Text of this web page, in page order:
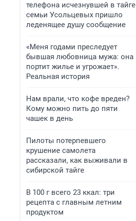
телефона исчезнувшей в тайге
семьи Усольцевых пришло
леденящее душу сообщение
«Меня годами преследует
бывшая любовница мужа: она
портит жилье и угрожает».
Реальная история
Нам врали, что кофе вреден?
Кому можно пить до пяти
чашек в день
Пилоты потерпевшего
крушение самолета
рассказали, как выживали в
сибирской тайге
В 100 г всего 23 ккал: три
рецепта с главным летним
продуктом